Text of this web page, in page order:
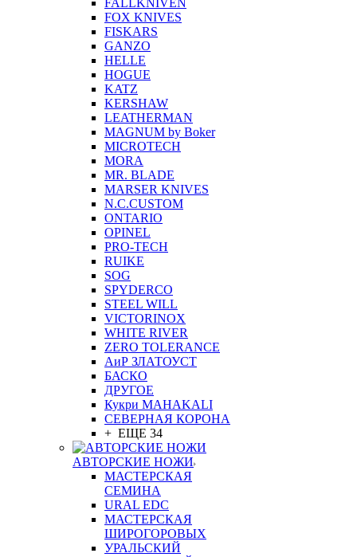
FALLKNIVEN
FOX KNIVES
FISKARS
GANZO
HELLE
HOGUE
KATZ
KERSHAW
LEATHERMAN
MAGNUM by Boker
MICROTECH
MORA
MR. BLADE
MARSER KNIVES
N.C.CUSTOM
ONTARIO
OPINEL
PRO-TECH
RUIKE
SOG
SPYDERCO
STEEL WILL
VICTORINOX
WHITE RIVER
ZERO TOLERANCE
АиР ЗЛАТОУСТ
БАСКО
ДРУГОЕ
Кукри MAHAKALI
СЕВЕРНАЯ КОРОНА
+ ЕЩЕ 34
АВТОРСКИЕ НОЖИ
МАСТЕРСКАЯ
СЕМИНА
URAL EDC
МАСТЕРСКАЯ
ШИРОГОРОВЫХ
УРАЛЬСКИЙ